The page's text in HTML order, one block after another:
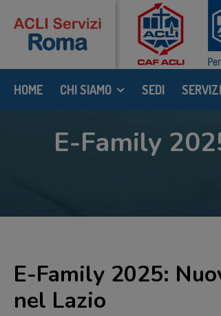
HOME CHI SIAMO SEDI SERVIZI
E-Family
E-Family 2025:
nel Lazio